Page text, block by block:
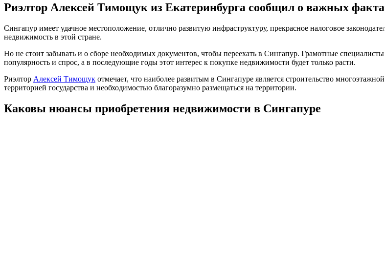
Риэлтор Алексей Тимощук из Екатеринбурга сообщил о важных
Сингапур имеет удачное местоположение, отлично развитую инфраструктуру, прекрасное налоговое
недвижимость в этой стране.
Но не стоит забывать и о сборе необходимых документов, чтобы переехать в Сингапур. Грамотные
популярность и спрос, а в последующие годы этот интерес к покупке недвижимости будет только расти.
Риэлтор Алексей Тимощук отмечает, что наиболее развитым в Сингапуре является строительство
территорией государства и необходимостью благоразумно размещаться на территории.
Каковы нюансы приобретения недвижимости в Сингапуре